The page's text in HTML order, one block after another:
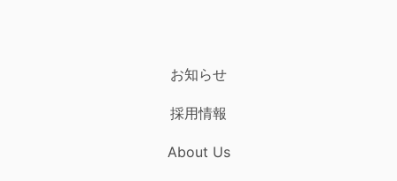
お知らせ
採用情報
About Us